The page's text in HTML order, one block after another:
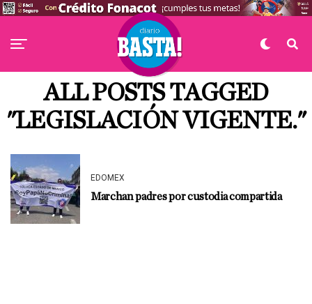
ALL POSTS TAGGED
"LEGISLACIÓN VIGENTE."
EDOMEX
Marchan padres por custodia compartida